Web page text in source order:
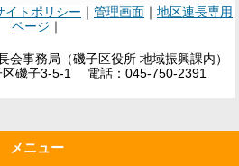
イトポリシー ｜ 管理画面 ｜ 地区連長専用
ページ ｜
会事務局（磯子区役所 地域振興課内）
区磯子3-5-1 電話：045-750-2391
メニュー